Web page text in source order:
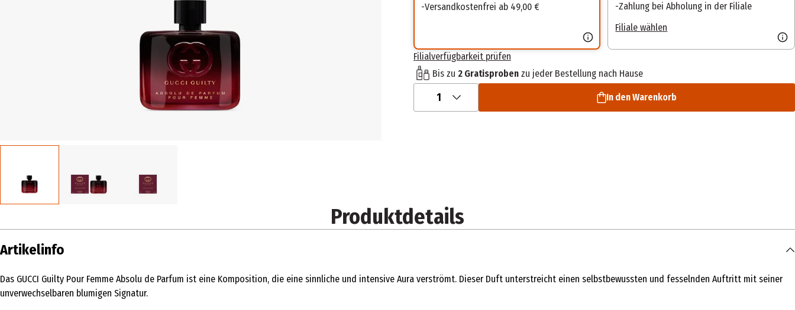
Versandkostenfrei ab 49,00 €
Zahlung bei Abholung in der Filiale
Filiale wählen
Filialverfügbarkeit prüfen
Bis zu 2 Gratisprobenzu jeder Bestellung nach Hause
1 In den Warenkorb
Produktdetails
Artikelinfo
Das GUCCI Guilty Pour Femme Absolu de Parfum ist eine Komposition, die eine sinnliche und intensive Aura verströmt. Dieser Duft unterstreicht einen selbstbewussten und fesselnden Auftritt mit seiner
unverwechselbaren blumigen Signatur.